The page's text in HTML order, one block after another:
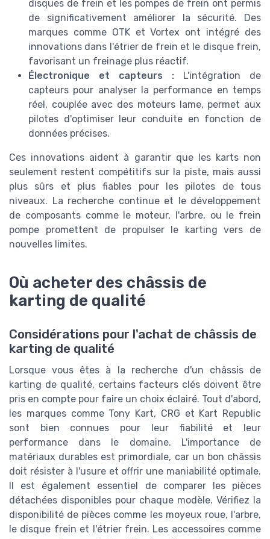
disques de frein et les pompes de frein ont permis
de significativement améliorer la sécurité. Des
marques comme OTK et Vortex ont intégré des
innovations dans l'étrier de frein et le disque frein,
favorisant un freinage plus réactif.
Électronique et capteurs : L'intégration de
capteurs pour analyser la performance en temps
réel, couplée avec des moteurs Iame, permet aux
pilotes d'optimiser leur conduite en fonction de
données précises.
Ces innovations aident à garantir que les karts non
seulement restent compétitifs sur la piste, mais aussi
plus sûrs et plus fiables pour les pilotes de tous
niveaux. La recherche continue et le développement
de composants comme le moteur, l'arbre, ou le frein
pompe promettent de propulser le karting vers de
nouvelles limites.
Où acheter des châssis de
karting de qualité
Considérations pour l'achat de châssis de
karting de qualité
Lorsque vous êtes à la recherche d'un châssis de
karting de qualité, certains facteurs clés doivent être
pris en compte pour faire un choix éclairé. Tout d'abord,
les marques comme Tony Kart, CRG et Kart Republic
sont bien connues pour leur fiabilité et leur
performance dans le domaine. L'importance de
matériaux durables est primordiale, car un bon châssis
doit résister à l'usure et offrir une maniabilité optimale.
Il est également essentiel de comparer les pièces
détachées disponibles pour chaque modèle. Vérifiez la
disponibilité de pièces comme les moyeux roue, l'arbre,
le disque frein et l'étrier frein. Les accessoires comme